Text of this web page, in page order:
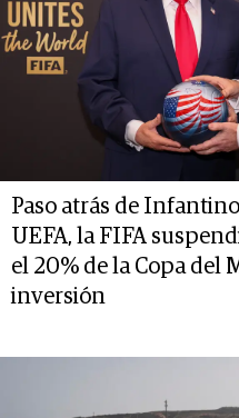
Paso atrás de
UEFA, la FIFA
el 20% de la Copa del
inversión